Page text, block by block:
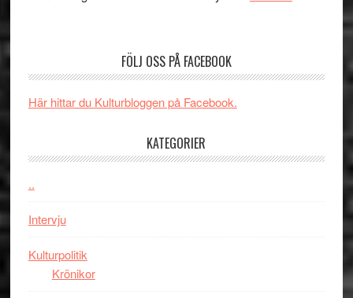
spännande
kan
FÖLJ OSS PÅ FACEBOOK
Här hittar du Kulturbloggen på Facebook.
KATEGORIER
..
Intervju
Kulturpolitik
Krönikor